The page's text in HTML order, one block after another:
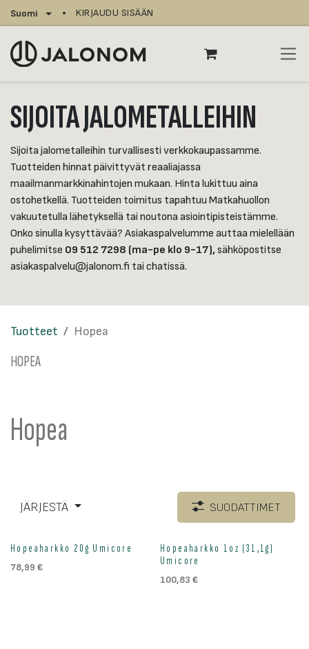
Siirry sisältöön
Suomi KIRJAUDU SISÄÄN
SIJOITA JALOMETALLEIHIN
Sijoita jalometalleihin turvallisesti verkkokaupassamme.
Tuotteiden hinnat päivittyvät reaaliajassa
maailmanmarkkinahintojen mukaan. Hinta lukittuu aina
ostohetkellä. Tuotteiden toimitus tapahtuu Matkahuollon
vakuutetulla lähetyksellä tai noutona asiointipisteistämme.
Onko sinulla kysyttävää? Asiakaspalvelumme auttaa mielellään
puhelimitse 09 512 7298 (ma-pe klo 9-17),sähköpostitse
asiakaspalvelu@jalonom.fi tai chatissä.
Tuotteet Hopea
HOPEA
Hopea
JÄRJESTÄ SUODATTIMET
Hopeaharkko 20g Umicore
78,99 €
Hopeaharkko 1oz (31,1g)
Umicore
100,83 €